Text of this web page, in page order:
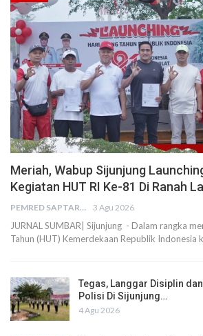
Meriah, Wabup Sijunjung
Kegiatan HUT RI Ke-81 Di Ranah
PEMRED SAPTARIUS 3 Agu 2026
JURNAL SUMBAR| Sijunjung - Dalam rangka
Tahun (HUT) Kemerdekaan Republik Indonesia
Tegas, Langgar Disiplin
Polisi Di Sijunjung…
4 Agu 2026